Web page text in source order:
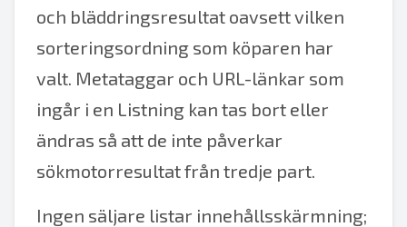
och bläddringsresultat oavsett vilken
sorteringsordning som köparen har
valt. Metataggar och URL-länkar som
ingår i en Listning kan tas bort eller
ändras så att de inte påverkar
sökmotorresultat från tredje part.
Ingen säljare listar innehållsskärmning;